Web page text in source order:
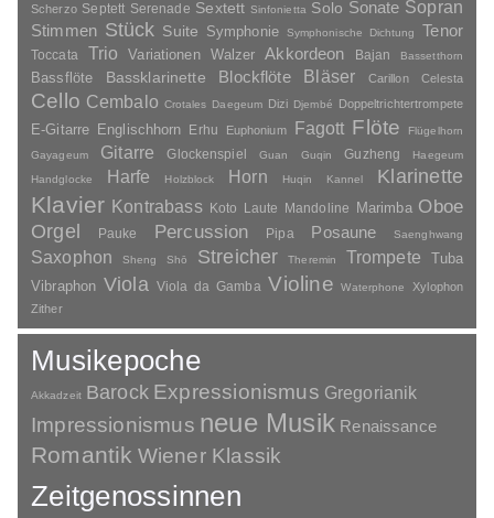
Scherzo Septett Serenade Sextett Sinfonietta Solo Sonate Sopran
Stimmen Stück Suite Symphonie Symphonische Dichtung Tenor
Toccata Trio Variationen Walzer Akkordeon Bajan Bassetthorn
Bassflöte Bassklarinette Blockflöte Bläser Carillon Celesta
Cello Cembalo Crotales Daegeum Dizi Djembé Doppeltrichtertrompete
E-Gitarre Englischhorn Erhu Euphonium Fagott Flöte
Flügelhorn
Gayageum
Gitarre Glockenspiel Guan Guqin Guzheng
Haegeum
Handglocke
Harfe Holzblock Horn Huqin Kannel Klarinette
Klavier Kontrabass Koto Laute Mandoline Marimba Oboe
Orgel Pauke Percussion Pipa Posaune Saenghwang
Saxophon Sheng Shō Streicher Theremin Trompete
Tuba
Vibraphon Viola Viola da Gamba Violine Waterphone
Xylophon
Zither
Musikepoche
Akkadzeit Barock Expressionismus Gregorianik
Impressionismus neue Musik Renaissance
Romantik Wiener Klassik
Zeitgenossinnen